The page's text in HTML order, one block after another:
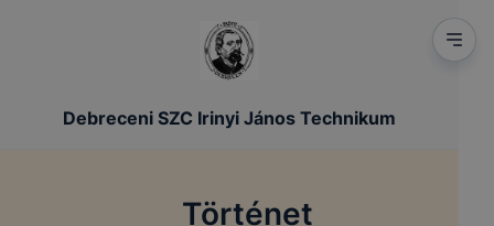
Debreceni SZC Irinyi János Technikum
Történet